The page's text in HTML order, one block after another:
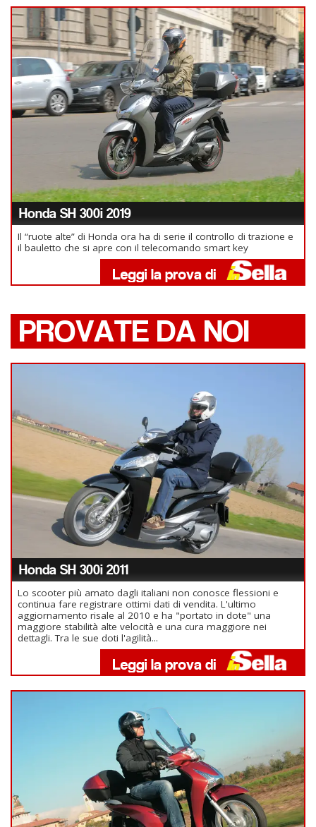
Honda SH 300i 2019
Il “ruote alte” di Honda ora ha di serie il controllo di trazione e
il bauletto che si apre con il telecomando smart key
PROVATE DA NOI
Honda SH 300i 2011
Lo scooter più amato dagli italiani non conosce flessioni e
continua fare registrare ottimi dati di vendita. L'ultimo
aggiornamento risale al 2010 e ha "portato in dote" una
maggiore stabilità alte velocità e una cura maggiore nei
dettagli. Tra le sue doti l'agilità...